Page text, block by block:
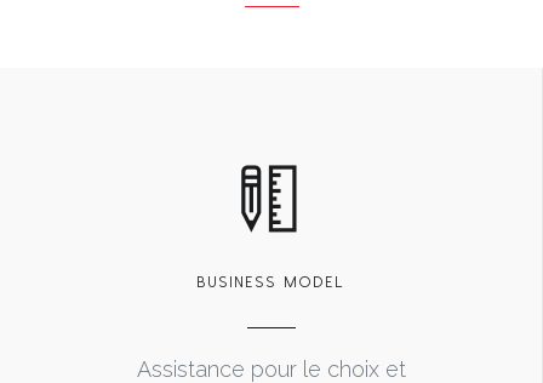
BUSINESS MODEL
Assistance pour le choix et